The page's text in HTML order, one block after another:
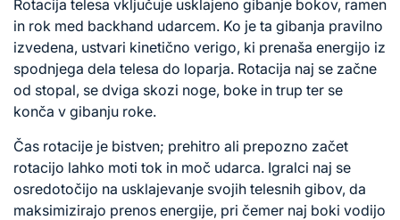
Rotacija telesa vključuje usklajeno gibanje bokov, ramen
in rok med backhand udarcem. Ko je ta gibanja pravilno
izvedena, ustvari kinetično verigo, ki prenaša energijo iz
spodnjega dela telesa do loparja. Rotacija naj se začne
od stopal, se dviga skozi noge, boke in trup ter se
konča v gibanju roke.
Čas rotacije je bistven; prehitro ali prepozno začet
rotacijo lahko moti tok in moč udarca. Igralci naj se
osredotočijo na usklajevanje svojih telesnih gibov, da
maksimizirajo prenos energije, pri čemer naj boki vodijo